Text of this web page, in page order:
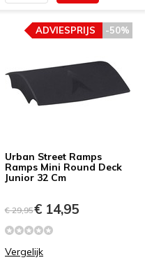
Urban Street Ramps
Ramps Mini Round Deck
Junior 32 Cm
-50%
ADVIESPRIJS
€ 29,95€ 14,95
Vergelijk